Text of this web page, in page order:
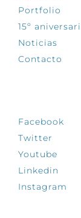
Portfolio
15º
Noticias
Contacto
Facebook
Twitter
Youtube
Linkedin
Instagram